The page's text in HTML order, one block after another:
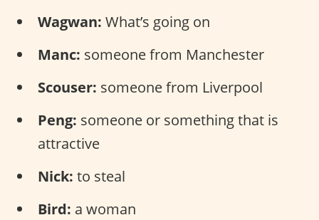
Wagwan: What’s going on
Manc: someone from Manchester
Scouser: someone from Liverpool
Peng: someone or something that is
attractive
Nick: to steal
Bird: a woman